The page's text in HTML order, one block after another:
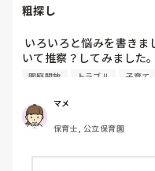
粗探し
いろいろと悩みを書きま
いて推察？してみました。
何年か前に組んだことが
くなってくらい『○○先
粗を見つけたり、悪口、
た。私はそういう話の時
んでした。私はコミュ症
いので複数担任の時は
園庭開放 トラブル 子育て
マメ
保育士, 公立保育園